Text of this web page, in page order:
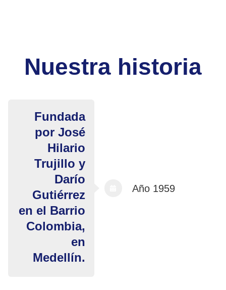
Nuestra historia
Fundada
por José
Hilario
Trujillo y
Darío
Gutiérrez
en el Barrio
Colombia,
en
Medellín.
Año 1959